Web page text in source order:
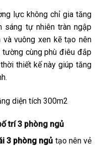
lực không chỉ gia tăng
sáng tự nhiên tràn ngập
vuông xen kẽ tạo nên
cùng phù điêu đắp
thiết kế này giúp tăng
trí 3 phòng ngủ
3 phòng ngủ tạo nên vẻ